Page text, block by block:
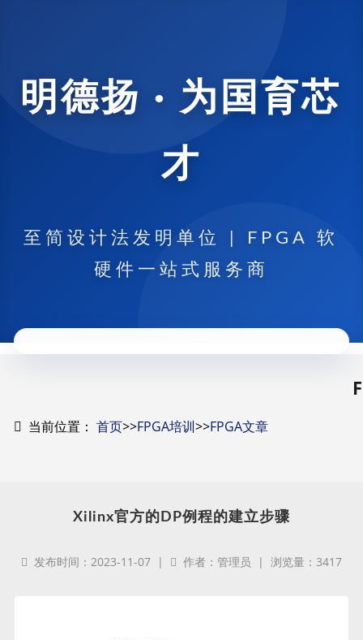
明德扬 · 为国育芯
才
至简设计法发明单位 | FPGA 软
硬件一站式服务商
当前位置：首页>>FPGA培训>>FPGA文章
Xilinx官方的DP例程的建立步骤
发布时间：2023-11-07 | 作者：管理员 | 浏览量：3417